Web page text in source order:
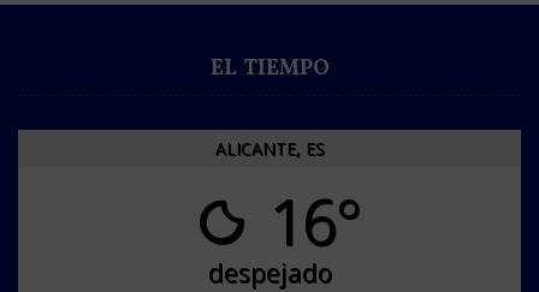
EL TIEMPO
ALICANTE, ES
16°
despejado